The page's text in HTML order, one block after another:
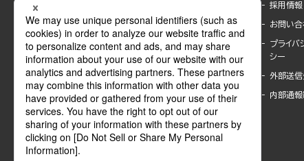
BL
ライトノベル
青年・一般
グラビア・写真
モーター誌
SPECIAL
Sublicense
報
書店様へ
海外ライセンシー
公式SNSアカウ
ント
作家一覧
Keyword list
Author list
採用情報
お問い合
プライバ
シー
外部送
内部通